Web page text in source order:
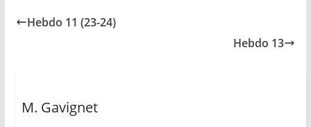
Hebdo 11 (23-24)
Hebdo 13
M. Gavignet